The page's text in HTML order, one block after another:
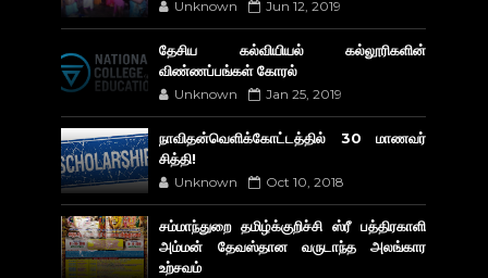
Unknown Jun 12, 2019
தேசிய கல்வியியல் கல்லூரிகளின்
விண்ணப்பங்கள் கோரல்
Unknown Jan 25, 2019
நாவிதன்வெளிக்கோட்டத்தில் 30 மாணவர்
சித்தி!
Unknown Oct 10, 2018
சம்மாந்துறை தமிழ்க்குறிச்சி ஸ்ரீ பத்திரகாளி
அம்மன் தேவஸ்தான வருடாந்த அலங்கார
உற்சவம்